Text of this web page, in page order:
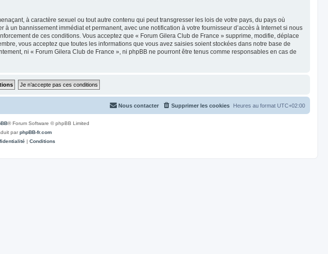
à caractère sexuel ou tout autre contenu qui peut transgresser les lois de votre pays, du pays où
un bannissement immédiat et permanent, avec une notification à votre fournisseur d’accès à Internet si nous
de ces conditions. Vous acceptez que « Forum Gilera Club de France » supprime, modifie, déplace
vous acceptez que toutes les informations que vous avez saisies soient stockées dans notre base de
ni « Forum Gilera Club de France », ni phpBB ne pourront être tenus comme responsables en cas de
Heures au format UTC+02:00
Supprimer les cookies
Nous contacter
® Forum Software © phpBB Limited
parphpBB-fr.com
| Conditions